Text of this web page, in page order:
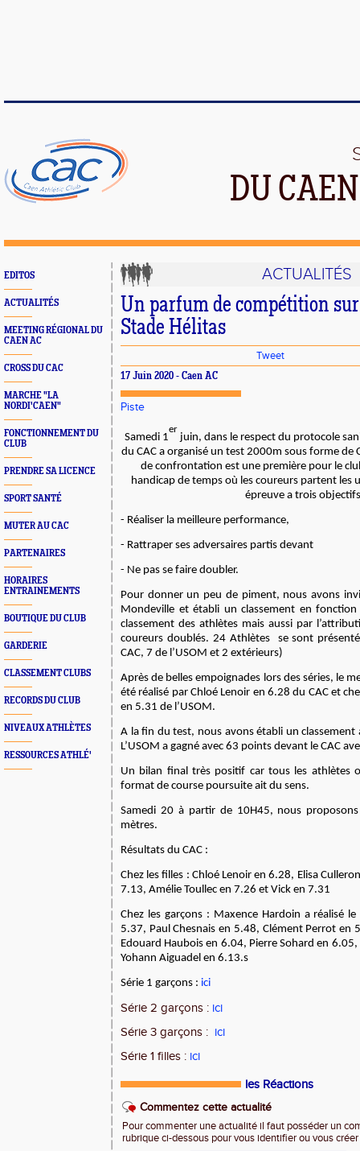
DU
EDITOS
ACTUALITÉS
MEETING RÉGIONAL DU
CAEN AC
CROSS DU CAC
MARCHE "LA
NORDI'CAEN"
FONCTIONNEMENT DU
CLUB
PRENDRE SA LICENCE
SPORT SANTÉ
MUTER AU CAC
PARTENAIRES
HORAIRES
ENTRAINEMENTS
BOUTIQUE DU CLUB
GARDERIE
CLASSEMENT CLUBS
RECORDS DU CLUB
NIVEAUX ATHLÈTES
RESSOURCES ATHLÉ'
ACTUALITÉS
Un parfum de compétition
Stade Hélitas
Tweet
17 Juin 2020 - Caen AC
Piste
Samedi 1
er
juin, dans le respect du protocole
du CAC a organisé un test 2000m sous forme de
de confrontation est une première pour le
handicap de temps où les coureurs partent les
épreuve a trois
- Réaliser la meilleure performance,
- Rattraper ses adversaires partis devant
- Ne pas se faire doubler.
Pour donner un peu de piment, nous avons
Mondeville et établi un classement en
classement des athlètes mais aussi par
coureurs doublés. 24 Athlètes se sont
CAC, 7 de l’USOM et 2 extérieurs)
Après de belles empoignades lors des séries, le
été réalisé par Chloé Lenoir en 6.28 du CAC et
en 5.31 de l’USOM.
A la fin du test, nous avons établi un classement
L’USOM a gagné avec 63 points devant le CAC
Un bilan final très positif car tous les athlètes
format de course poursuite ait du sens.
Samedi 20 à partir de 10H45, nous
mètres.
Résultats du CAC :
Chez les filles : Chloé Lenoir en 6.28, Elisa
7.13, Amélie Toullec en 7.26 et Vick en 7.31
Chez les garçons : Maxence Hardoin a réalisé
5.37, Paul Chesnais en 5.48, Clément Perrot en
Edouard Haubois en 6.04, Pierre Sohard en
Yohann Aiguadel en 6.13.s
Série 1 garçons : ici
Série 2 garçons : ici
Série 3 garçons : ici
Série 1 filles : ici
les Réactions
Commentez cette actualité
Pour commenter une actualité il faut posséder un
rubrique ci-dessous pour vous identifier ou vous